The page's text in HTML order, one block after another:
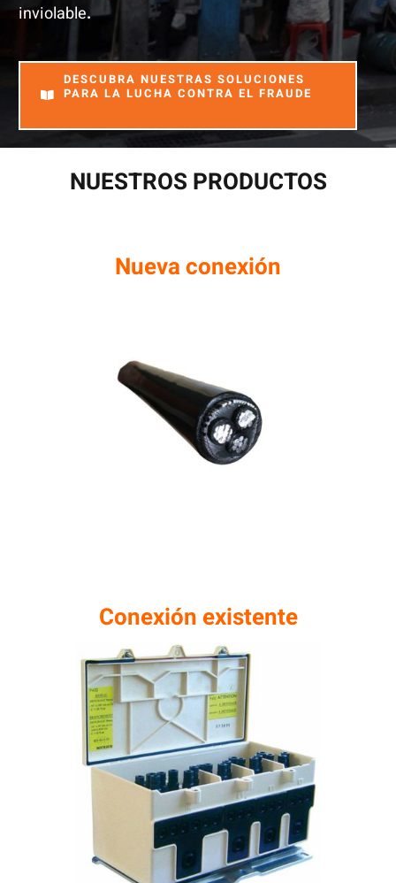
inviolable.
DESCUBRA NUESTRAS SOLUCIONES
PARA LA LUCHA CONTRA EL FRAUDE
NUESTROS PRODUCTOS
Nueva conexión
Conexión existente